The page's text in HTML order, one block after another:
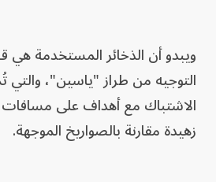
ويبدو أن الذخائر المستخدمة هي
التوجيه من طراز "ياسين"،
الاشتباك مع أهداف على مسافات
زهيدة مقارنة بالصواريخ الموجهة.